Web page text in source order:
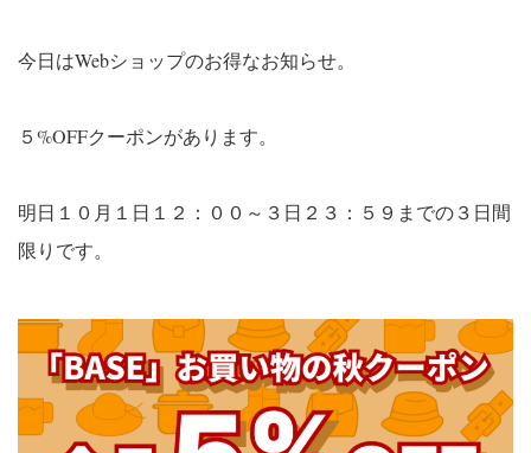
今日はWebショップのお得なお知らせ。
５%OFFクーポンがあります。
明日１０月１日１２：００～３日２３：５９までの３日間
限りです。